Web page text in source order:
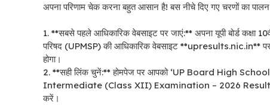
अपना परिणाम चेक करना बहुत आसान है! बस नीचे दिए गए चरणों का
1. **सबसे पहले आधिकारिक वेबसाइट पर जाएं:** अपना यूपी बोर्ड कक्षा
परिषद (UPMSP) की आधिकारिक वेबसाइट **upresults.nic.in**
होगा।
2. **सही लिंक चुनें:** होमपेज पर आपको ‘UP Board High
Intermediate (Class XII) Examination – 2026 Results’ के
करें।